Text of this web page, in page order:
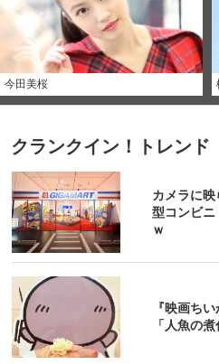
今田美桜
クランクイン！トレン
カメラに
型コンビニ
ｗ
『映画ち
「人魚の